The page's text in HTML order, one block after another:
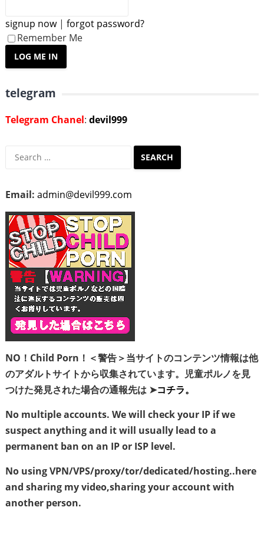
signup now| forgot password?
Remember Me
telegram
Telegram Chanel: devil999
Search
Email: admin@devil999.com
NO！Child Porn！＜警告＞当サイトのコンテンツ情報は他
のアダルトサイトから収集されています。児童ポルノを見
つけた発見された場合の通報先は ➤コチラ。
No multiple accounts. We will check your IP if we
suspect anything and it will usually lead to a
permanent ban on an IP or ISP level.
No using VPN/VPS/proxy/tor/dedicated/hosting..here
and sharing my video,sharing your account with
another person.